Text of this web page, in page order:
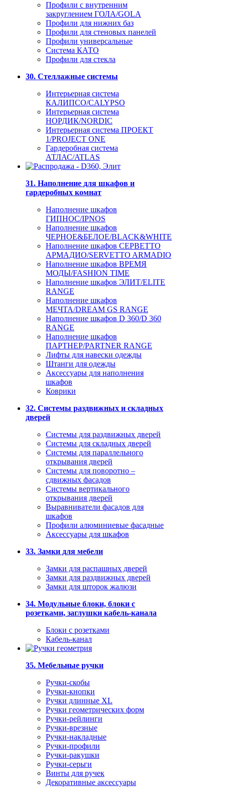
Профили с внутренним
закруглением ГОЛА/GOLA
Профили для нижних баз
Профили для стеновых панелей
Профили универсальные
Система КАТО
Профили для стекла
30. Стеллажные системы
Интерьерная система
КАЛИПСО/CALYPSO
Интерьерная система
НОРДИК/NORDIC
Интерьерная система ПРОЕКТ
1/PROJECT ONE
Гардеробная система
АТЛАС/ATLAS
31. Наполнение для шкафов и
гардеробных комнат
Наполнение шкафов
ГИПНОС/IPNOS
Наполнение шкафов
ЧЕРНОЕ&БЕЛОЕ/BLACK&WHITE
Наполнение шкафов СЕРВЕТТО
АРМАДИО/SERVETTO ARMADIO
Наполнение шкафов ВРЕМЯ
МОДЫ/FASHION TIME
Наполнение шкафов ЭЛИТ/ELITE
RANGE
Наполнение шкафов
МЕЧТА/DREAM GS RANGE
Наполнение шкафов D 360/D 360
RANGE
Наполнение шкафов
ПАРТНЕР/PARTNER RANGE
Лифты для навески одежды
Штанги для одежды
Аксессуары для наполнения
шкафов
Коврики
32. Системы раздвижных и складных
дверей
Системы для раздвижных дверей
Системы для складных дверей
Системы для параллельного
открывания дверей
Системы для поворотно –
сдвижных фасадов
Системы вертикального
открывания дверей
Выравниватели фасадов для
шкафов
Профили алюминиевые фасадные
Аксессуары для шкафов
33. Замки для мебели
Замки для распашных дверей
Замки для раздвижных дверей
Замки для шторок жалюзи
34. Модульные блоки, блоки с
розетками, заглушки кабель-канала
Блоки с розетками
Кабель-канал
35. Мебельные ручки
Ручки-скобы
Ручки-кнопки
Ручки длинные XL
Ручки геометрических форм
Ручки-рейлинги
Ручки-врезные
Ручки-накладные
Ручки-профили
Ручки-ракушки
Ручки-серьги
Винты для ручек
Декоративные аксессуары